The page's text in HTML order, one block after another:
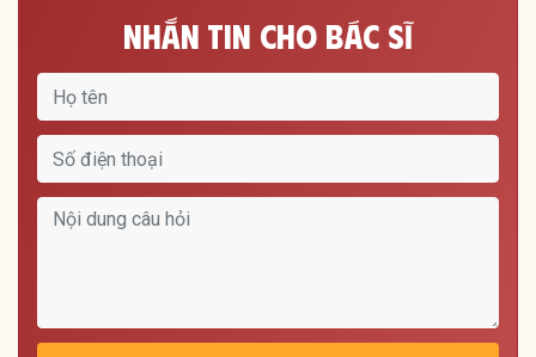
Nhắn Tin Cho Bác Sĩ